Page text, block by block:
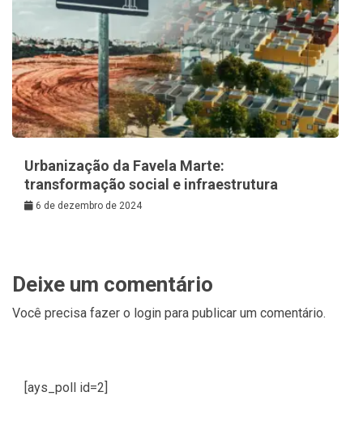
Urbanização da Favela Marte:
transformação social e infraestrutura
6 de dezembro de 2024
Deixe um comentário
Você precisa fazer o login para publicar um comentário.
[ays_poll id=2]